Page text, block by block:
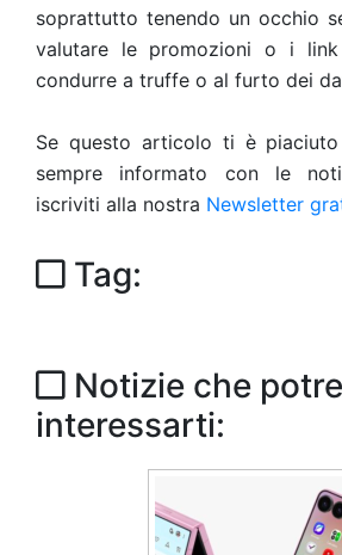
soprattutto tenendo un occhio
valutare le promozioni o i
condurre a truffe o al furto dei
Se questo articolo ti è
sempre informato con le
iscriviti alla nostra Newsletter
Tag:
Notizie che
interessarti: